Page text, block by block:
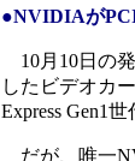
●NVIDIAがPCI
10月10日の
したビデオカ
Express Gen1
だが、唯一